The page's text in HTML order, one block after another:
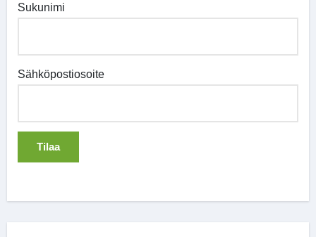
Sukunimi
Sähköpostiosoite